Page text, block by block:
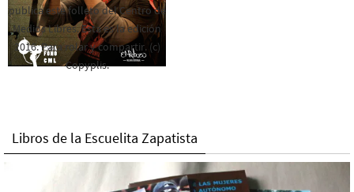
publica este folleto del Centro de
Medios Libres. Esta es la edición
2016. Para rolar y compartir. (c)
Copyplis.
Libros de la Escuelita Zapatista